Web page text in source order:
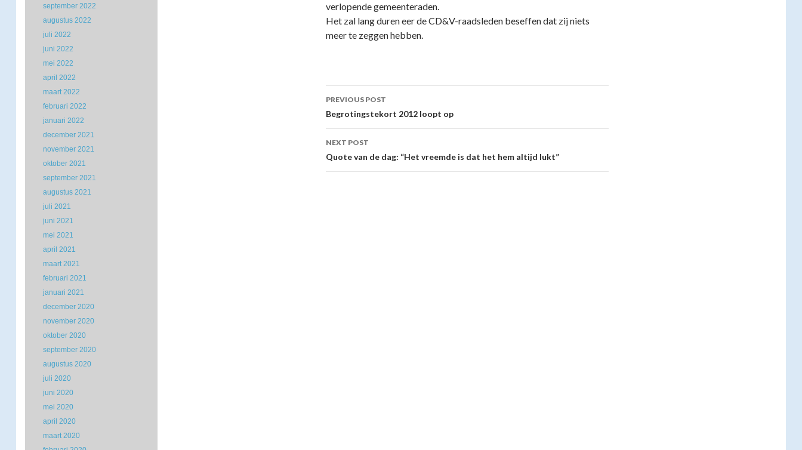
verlopende gemeenteraden.
Het zal lang duren eer de CD&V-raadsleden beseffen dat zij niets
meer te zeggen hebben.
Post
navigation
PREVIOUS POST
Begrotingstekort 2012 loopt op
NEXT POST
Quote van de dag: “Het vreemde is dat het hem altijd lukt”
september 2022
augustus 2022
juli 2022
juni 2022
mei 2022
april 2022
maart 2022
februari 2022
januari 2022
december 2021
november 2021
oktober 2021
september 2021
augustus 2021
juli 2021
juni 2021
mei 2021
april 2021
maart 2021
februari 2021
januari 2021
december 2020
november 2020
oktober 2020
september 2020
augustus 2020
juli 2020
juni 2020
mei 2020
april 2020
maart 2020